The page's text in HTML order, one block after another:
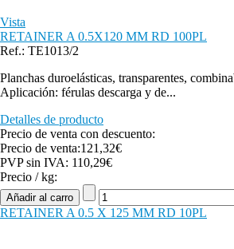
Vista
RETAINER A 0.5X120 MM RD 100PL
Ref.: TE1013/2
Planchas duroelásticas, transparentes,
Aplicación: férulas descarga y de...
Detalles de producto
Precio de venta con descuento:
Precio de venta:121,32€
PVP sin IVA: 110,29€
Precio / kg:
RETAINER A 0.5 X 125 MM RD 10PL